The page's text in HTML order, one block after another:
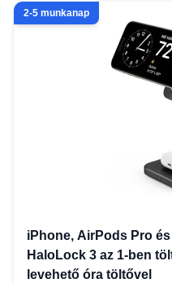
2-5 munkanap
iPhone, AirPods Pro
HaloLock 3 az 1-ben
levehető óra töltővel